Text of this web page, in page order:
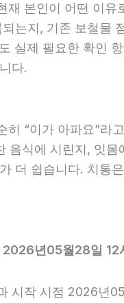
재 본인이 어떤 이
는지, 기존 보철물
실제 필요한 확인
다.
히 “이가 아파요”
음식에 시린지, 잇
더 쉽습니다. 치통
2026년05월28일 12
시작 시점 2026년